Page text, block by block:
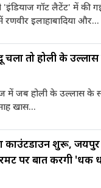
गॉट लैटेंट' में की
इलाहाबादिया और...
चला तो होली के
में जब होली के उल्लास के
खास...
काउंटडाउन शुरू,
पर बात करेंगी 'धक